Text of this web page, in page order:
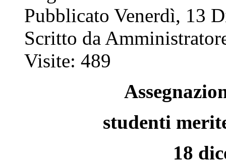
Pubblicato Venerdì, 13
Scritto da
Visite: 489
studenti
18